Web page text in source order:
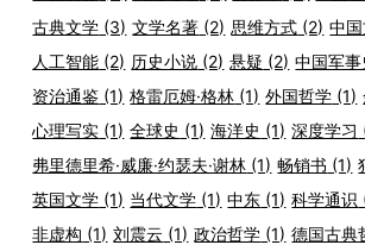
古典文学 (3) 文学名著 (2) 思维方式 (2) 中
人工智能 (2) 历史小说 (2) 悬疑 (2) 中国军事
资治通鉴 (1) 格雷厄姆·格林 (1) 外国哲学 (1)
心理写实 (1) 全球史 (1) 海洋史 (1) 深度学习
弗里德里希·威廉·约瑟夫·谢林 (1) 畅销书 (1)
英国文学 (1) 当代文学 (1) 中东 (1) 科学通识
非虚构 (1) 刘震云 (1) 政治哲学 (1) 德国古典